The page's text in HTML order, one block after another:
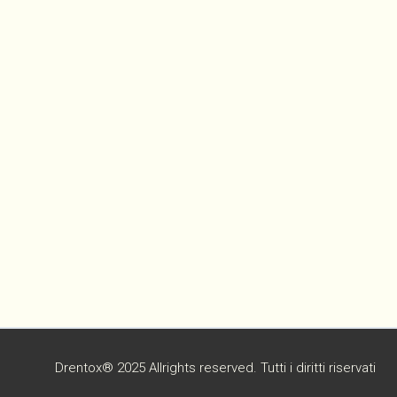
Drentox® 2025 Allrights reserved. Tutti i diritti riservati